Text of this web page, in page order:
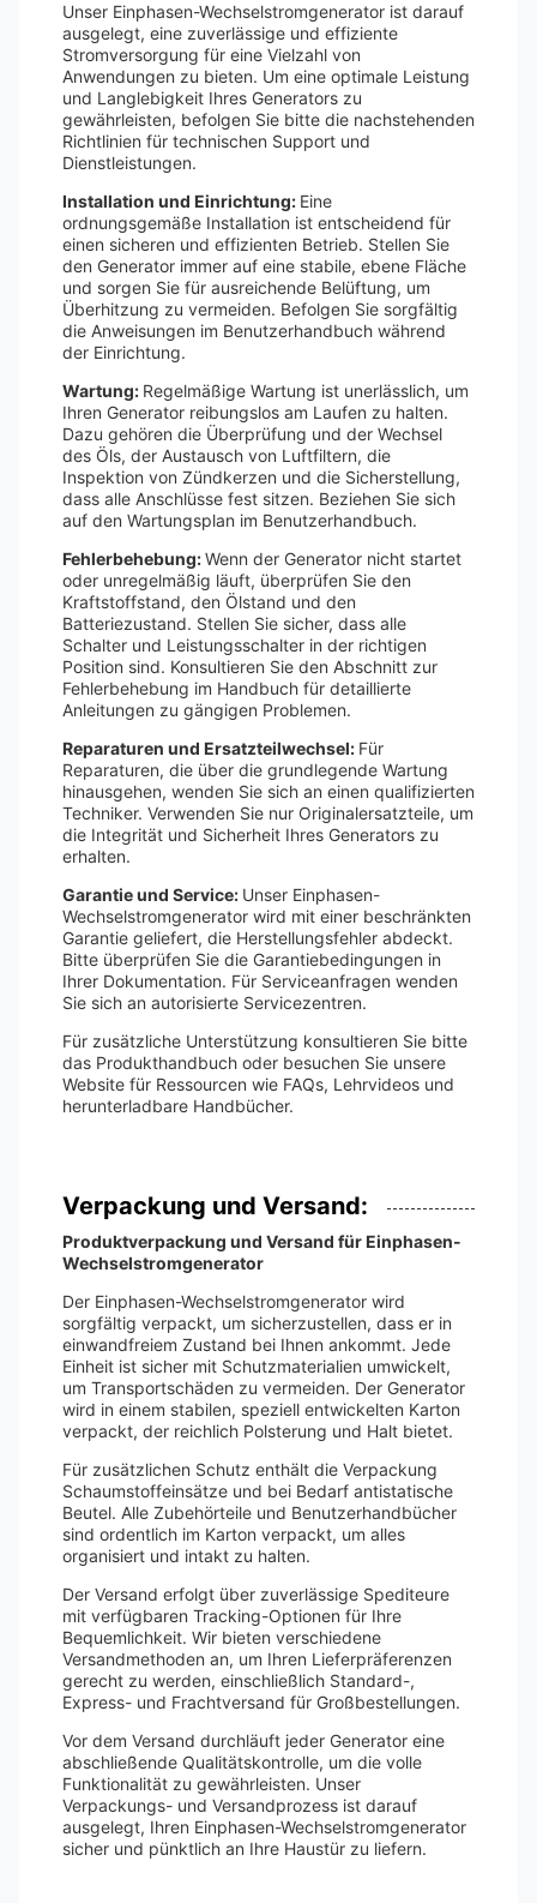
Unser Einphasen-Wechselstromgenerator ist darauf
ausgelegt, eine zuverlässige und effiziente
Stromversorgung für eine Vielzahl von
Anwendungen zu bieten. Um eine optimale Leistung
und Langlebigkeit Ihres Generators zu
gewährleisten, befolgen Sie bitte die nachstehenden
Richtlinien für technischen Support und
Dienstleistungen.
Installation und Einrichtung: Eine
ordnungsgemäße Installation ist entscheidend für
einen sicheren und effizienten Betrieb. Stellen Sie
den Generator immer auf eine stabile, ebene Fläche
und sorgen Sie für ausreichende Belüftung, um
Überhitzung zu vermeiden. Befolgen Sie sorgfältig
die Anweisungen im Benutzerhandbuch während
der Einrichtung.
Wartung: Regelmäßige Wartung ist unerlässlich, um
Ihren Generator reibungslos am Laufen zu halten.
Dazu gehören die Überprüfung und der Wechsel
des Öls, der Austausch von Luftfiltern, die
Inspektion von Zündkerzen und die Sicherstellung,
dass alle Anschlüsse fest sitzen. Beziehen Sie sich
auf den Wartungsplan im Benutzerhandbuch.
Fehlerbehebung:Wenn der Generator nicht startet
oder unregelmäßig läuft, überprüfen Sie den
Kraftstoffstand, den Ölstand und den
Batteriezustand. Stellen Sie sicher, dass alle
Schalter und Leistungsschalter in der richtigen
Position sind. Konsultieren Sie den Abschnitt zur
Fehlerbehebung im Handbuch für detaillierte
Anleitungen zu gängigen Problemen.
Reparaturen und Ersatzteilwechsel: Für
Reparaturen, die über die grundlegende Wartung
hinausgehen, wenden Sie sich an einen qualifizierten
Techniker. Verwenden Sie nur Originalersatzteile, um
die Integrität und Sicherheit Ihres Generators zu
erhalten.
Garantie und Service: Unser Einphasen-
Wechselstromgenerator wird mit einer beschränkten
Garantie geliefert, die Herstellungsfehler abdeckt.
Bitte überprüfen Sie die Garantiebedingungen in
Ihrer Dokumentation. Für Serviceanfragen wenden
Sie sich an autorisierte Servicezentren.
Für zusätzliche Unterstützung konsultieren Sie bitte
das Produkthandbuch oder besuchen Sie unsere
Website für Ressourcen wie FAQs, Lehrvideos und
herunterladbare Handbücher.
Verpackung und Versand:
Produktverpackung und Versand für Einphasen-
Wechselstromgenerator
Der Einphasen-Wechselstromgenerator wird
sorgfältig verpackt, um sicherzustellen, dass er in
einwandfreiem Zustand bei Ihnen ankommt. Jede
Einheit ist sicher mit Schutzmaterialien umwickelt,
um Transportschäden zu vermeiden. Der Generator
wird in einem stabilen, speziell entwickelten Karton
verpackt, der reichlich Polsterung und Halt bietet.
Für zusätzlichen Schutz enthält die Verpackung
Schaumstoffeinsätze und bei Bedarf antistatische
Beutel. Alle Zubehörteile und Benutzerhandbücher
sind ordentlich im Karton verpackt, um alles
organisiert und intakt zu halten.
Der Versand erfolgt über zuverlässige Spediteure
mit verfügbaren Tracking-Optionen für Ihre
Bequemlichkeit. Wir bieten verschiedene
Versandmethoden an, um Ihren Lieferpräferenzen
gerecht zu werden, einschließlich Standard-,
Express- und Frachtversand für Großbestellungen.
Vor dem Versand durchläuft jeder Generator eine
abschließende Qualitätskontrolle, um die volle
Funktionalität zu gewährleisten. Unser
Verpackungs- und Versandprozess ist darauf
ausgelegt, Ihren Einphasen-Wechselstromgenerator
sicher und pünktlich an Ihre Haustür zu liefern.